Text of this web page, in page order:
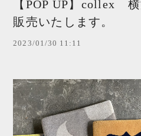
【POP UP】collex
販売いたします。
2023/01/30 11:11